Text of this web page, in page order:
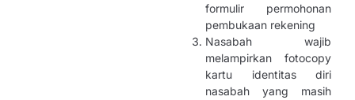
formulir permohonan
pembukaan rekening
Nasabah wajib
melampirkan fotocopy
kartu identitas diri
nasabah yang masih